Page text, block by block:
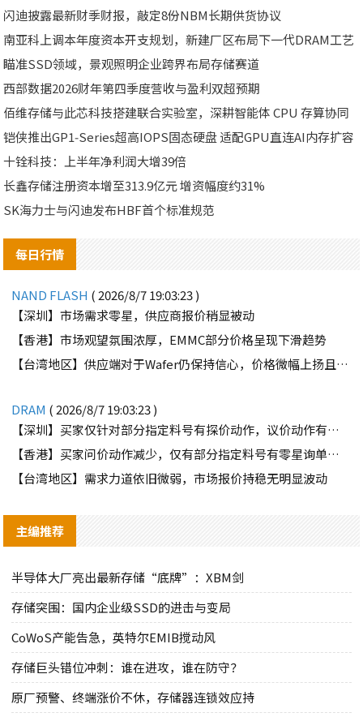
闪迪披露最新财季财报，敲定8份NBM长期供货协议
南亚科上调本年度资本开支规划，新建厂区布局下一代DRAM工艺
瞄准SSD领域，景观照明企业跨界布局存储赛道
西部数据2026财年第四季度营收与盈利双超预期
佰维存储与此芯科技搭建联合实验室，深耕智能体 CPU 存算协同
铠侠推出GP1‑Series超高IOPS固态硬盘 适配GPU直连AI内存扩容
十铨科技：上半年净利润大增39倍
长鑫存储注册资本增至313.9亿元 增资幅度约31%
SK海力士与闪迪发布HBF首个标准规范
每日行情
NAND FLASH ( 2026/8/7 19:03:23 )
【深圳】市场需求零星，供应商报价稍显被动
【香港】市场观望氛围浓厚，EMMC部分价格呈现下滑趋势
【台湾地区】供应端对于Wafer仍保持信心，价格微幅上扬且惜售态度不变
DRAM ( 2026/8/7 19:03:23 )
【深圳】买家仅针对部分指定料号有探价动作，议价动作有所减少
【香港】买家问价动作减少，仅有部分指定料号有零星询单动作
【台湾地区】需求力道依旧微弱，市场报价持稳无明显波动
主编推荐
半导体大厂亮出最新存储“底牌”：XBM剑
存储突围：国内企业级SSD的进击与变局
CoWoS产能告急，英特尔EMIB搅动风
存储巨头错位冲刺：谁在进攻，谁在防守？
原厂预警、终端涨价不休，存储器连锁效应持